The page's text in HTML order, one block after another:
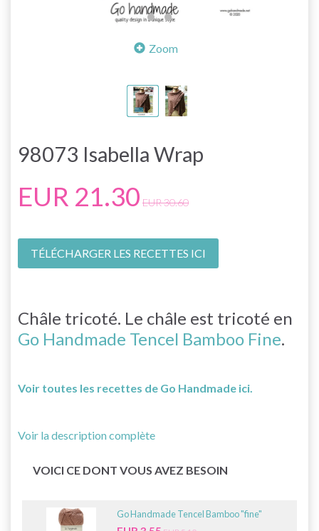
Zoom
98073 Isabella Wrap
EUR 21.30 EUR 30.60
TÉLÉCHARGER LES RECETTES ICI
Châle tricoté. Le châle est tricoté en
Go Handmade Tencel Bamboo Fine.
Voir toutes les recettes de Go Handmade ici.
Voir la description complète
VOICI CE DONT VOUS AVEZ BESOIN
Go Handmade Tencel Bamboo "fine"